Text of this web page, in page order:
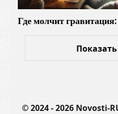
Где молчит
© 2024 - 2026 Novosti-